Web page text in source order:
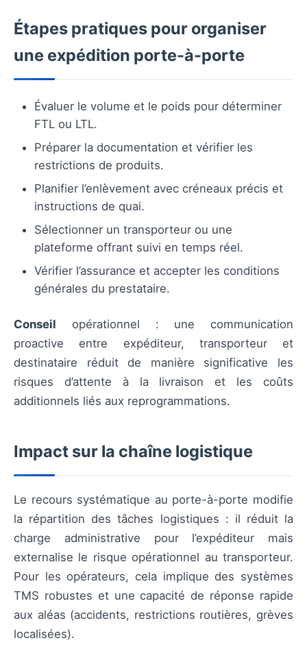
Étapes pratiques pour organiser
une expédition porte-à-porte
Évaluer le volume et le poids pour déterminer
FTL ou LTL.
Préparer la documentation et vérifier les
restrictions de produits.
Planifier l’enlèvement avec créneaux précis et
instructions de quai.
Sélectionner un transporteur ou une
plateforme offrant suivi en temps réel.
Vérifier l’assurance et accepter les conditions
générales du prestataire.
Conseil opérationnel : une communication
proactive entre expéditeur, transporteur et
destinataire réduit de manière significative les
risques d’attente à la livraison et les coûts
additionnels liés aux reprogrammations.
Impact sur la chaîne logistique
Le recours systématique au porte-à-porte modifie
la répartition des tâches logistiques : il réduit la
charge administrative pour l’expéditeur mais
externalise le risque opérationnel au transporteur.
Pour les opérateurs, cela implique des systèmes
TMS robustes et une capacité de réponse rapide
aux aléas (accidents, restrictions routières, grèves
localisées).